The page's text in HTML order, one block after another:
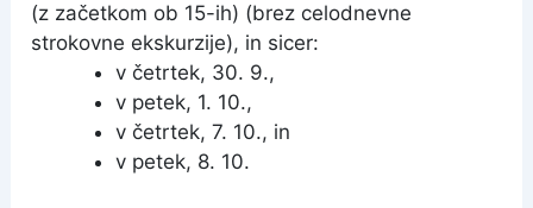
(z začetkom ob 15-ih) (brez celodnevne
strokovne ekskurzije), in sicer:
v četrtek, 30. 9.,
v petek, 1. 10.,
v četrtek, 7. 10., in
v petek, 8. 10.